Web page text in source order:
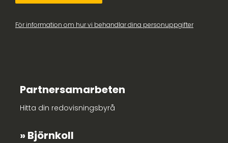
För information om hur vi behandlar dina personuppgifter
Partnersamarbeten
Hitta din redovisningsbyrå
Björnkoll